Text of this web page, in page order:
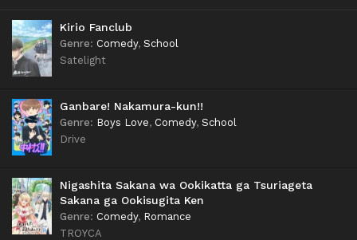
Kirio Fanclub
Genre: Comedy, School
Satelight
Ganbare! Nakamura-kun!!
Genre: Boys Love, Comedy, School
Drive
Nigashita Sakana wa Ookikatta ga Tsuriageta
Sakana ga Ookisugita Ken
Genre: Comedy, Romance
TROYCA